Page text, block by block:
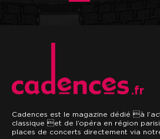
.fr
Cadences est le magazine dédié à
classique et de l’opéra en région
places de concerts directement via